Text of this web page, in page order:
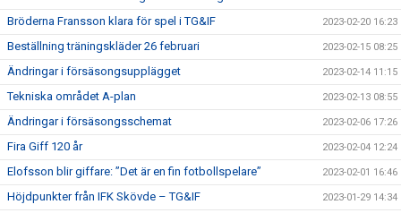
Bröderna Fransson klara för spel i TG&IF 2023-02-20 16:23
Beställning träningskläder 26 februari 2023-02-15 08:25
Ändringar i försäsongsupplägget 2023-02-14 11:15
Tekniska området A-plan 2023-02-13 08:55
Ändringar i försäsongsschemat 2023-02-06 17:26
Fira Giff 120 år 2023-02-04 12:24
Elofsson blir giffare: ”Det är en fin fotbollspelare” 2023-02-01 16:46
Höjdpunkter från IFK Skövde – TG&IF 2023-01-29 14:34